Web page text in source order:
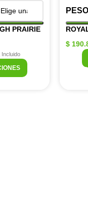
PRAIRIE
Incluido
$